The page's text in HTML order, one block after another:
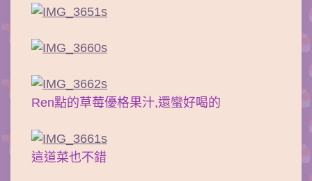
Ren點的草莓優格果汁,還蠻好喝的
這道菜也不錯